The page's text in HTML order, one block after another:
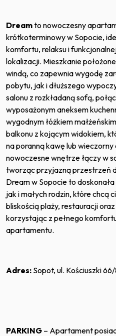
Dreamto nowoczesny
krótkoterminowy w Sopocie,
komfortu, relaksu i
lokalizacji. Mieszkanie
windą, co zapewnia wygodę
pobytu, jak i dłuższego
salonu z rozkładaną sofą,
wyposażonym aneksem
wygodnym łóżkiem
balkonu z kojącym widokiem,
na poranną kawę lub
nowoczesne wnętrze łączy w
tworząc przyjazną przestrzeń
Dream w Sopocie to
jak i małych rodzin, które chcą
bliskością plaży, restauracji
korzystając z pełnego
apartamentu.
Adres: Sopot, ul. Kościuszki
PARKING – Apartament